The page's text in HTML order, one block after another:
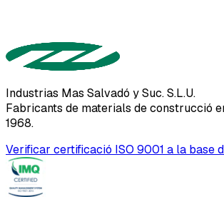
Industrias Mas Salvadó y Suc. S.L.U.
Fabricants de materials de construcció
1968.
Verificar certificació ISO 9001 a la base